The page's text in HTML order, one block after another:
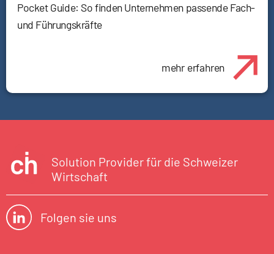
Pocket Guide: So finden Unternehmen passende Fach-
und Führungskräfte
mehr erfahren
Solution Provider für die Schweizer
Wirtschaft
Folgen sie uns